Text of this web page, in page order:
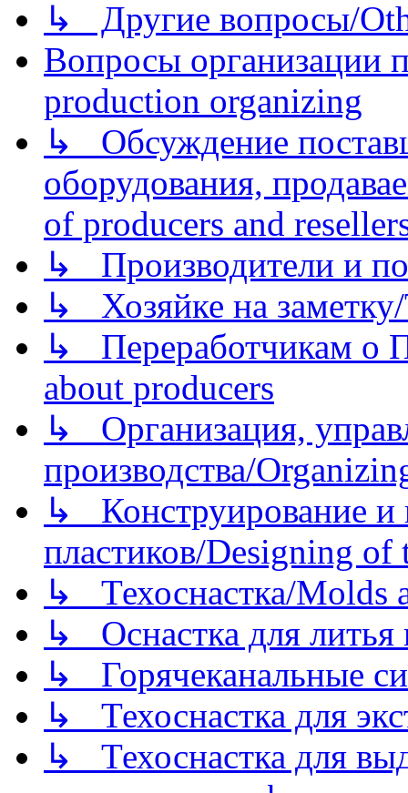
↳ Другие вопросы/
Вопросы организации
production organizing
↳ Обсуждение
оборудования,
of producers and
↳ Производители и
↳ Хозяйке на
↳ Переработчикам о
about producers
↳ Организация,
производства/
↳ Конструирование и
пластиков/Designing of
↳ Техоснастка/Molds
↳ Оснастка для литья
↳ Горячеканальные
↳ Техоснастка для
↳ Техоснастка для